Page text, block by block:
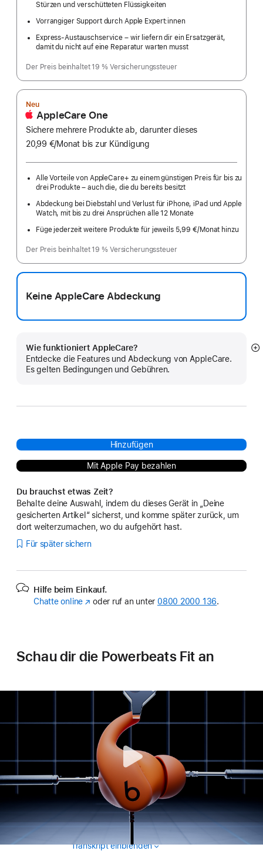
Stürzen und verschütteten Flüssigkeiten
Vorrangiger Support durch Apple Expert:innen
Express-Austauschservice – wir liefern dir ein Ersatzgerät,
damit du nicht auf eine Reparatur warten musst
Der Preis beinhaltet 19 % Versicherungssteuer
Neu
AppleCare One
Sichere mehrere Produkte ab, darunter dieses
20,99 €/Monat pro
bis zur Kündigung
Alle Vorteile von AppleCare+ zu einem günstigen Preis für bis zu
drei Produkte – auch die, die du bereits besitzt
Abdeckung bei Diebstahl und Verlust für iPhone, iPad und Apple
Watch, mit bis zu drei Ansprüchen alle 12 Monate
Füge jederzeit weitere Produkte für jeweils 5,99 €/Monat hinzu
Der Preis beinhaltet 19 % Versicherungssteuer
Keine AppleCare Abdeckung
Wie funktioniert AppleCare?
Entdecke die Features und Abdeckung von AppleCare.
Es gelten Bedingungen und Gebühren.
Hinzufügen
Mit Apple Pay bezahlen
Du brauchst etwas Zeit?
Behalte deine Auswahl, indem du dieses Gerät in „Deine
gesicherten Artikel“ sicherst, und komme später zurück, um
dort weiterzumachen, wo du aufgehört hast.
Für später sichern
Hilfe beim Einkauf.
Chatte online (Öffnet
oder ruf an unter 0800 2000 136.
Schau dir die Powerbeats Fit an
Transkript einblenden